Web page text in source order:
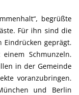
begrüßte
Für ihn sind die
geprägt.
Schmunzeln.
in der Gemeinde
voranzubringen.
und Berlin